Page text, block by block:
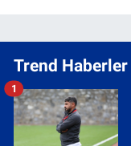
Trend Haberler
1